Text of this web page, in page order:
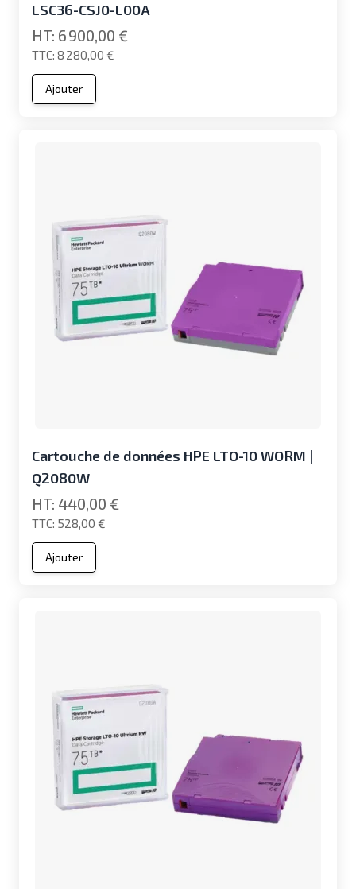
LSC36-CSJ0-L00A
8 280,00 €
6 900,00 €
Ajouter
Cartouche de données HPE LTO-10 WORM |
Q2080W
528,00 €
440,00 €
Ajouter